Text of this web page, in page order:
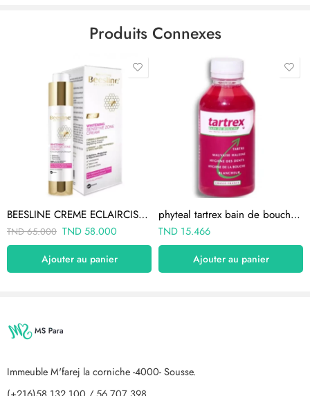
Produits Connexes
BEESLINE CREME ECLAIRCISSANTE zone intime 50ml
TND65.000 TND58.000
Ajouter au panier
phyteal tartrex bain de bouche aux huiles essentielles 250ml
TND 15.466
Ajouter au panier
Immeuble M'farej la corniche -4000- Sousse.